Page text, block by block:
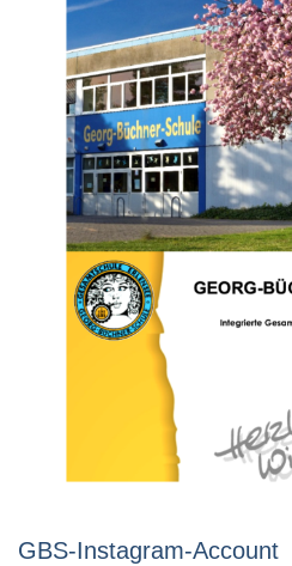
GBS-Instagram-Account